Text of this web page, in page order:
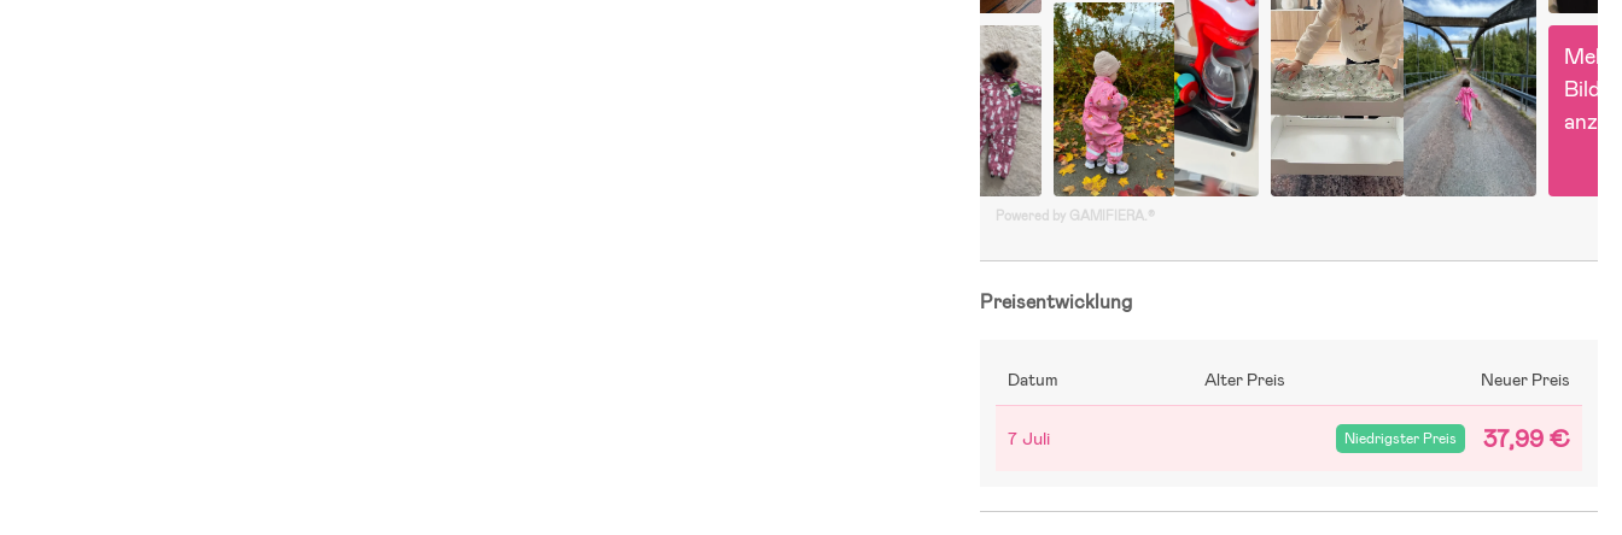
Mehr
Bilder
Powered by GAMIFIERA.®
Preisentwicklung
Datum Alter Preis Neuer Preis
7 Juli Niedrigster Preis 37,99 €